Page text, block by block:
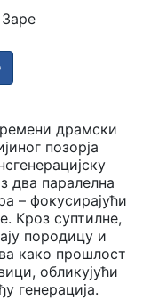
драмски
позорја
два паралелна
– фокусирајући
Кроз суптилне,
породицу и
како прошлост
обликујући
генерација.